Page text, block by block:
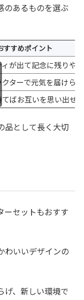
のあるものを選ぶ
すすめポイント
が出て記念に残りや
ターで元気を届けら
ばお互いを思い出せ
品として長く大切
ーセットもおすす
わいいデザインの
げ、新しい環境で